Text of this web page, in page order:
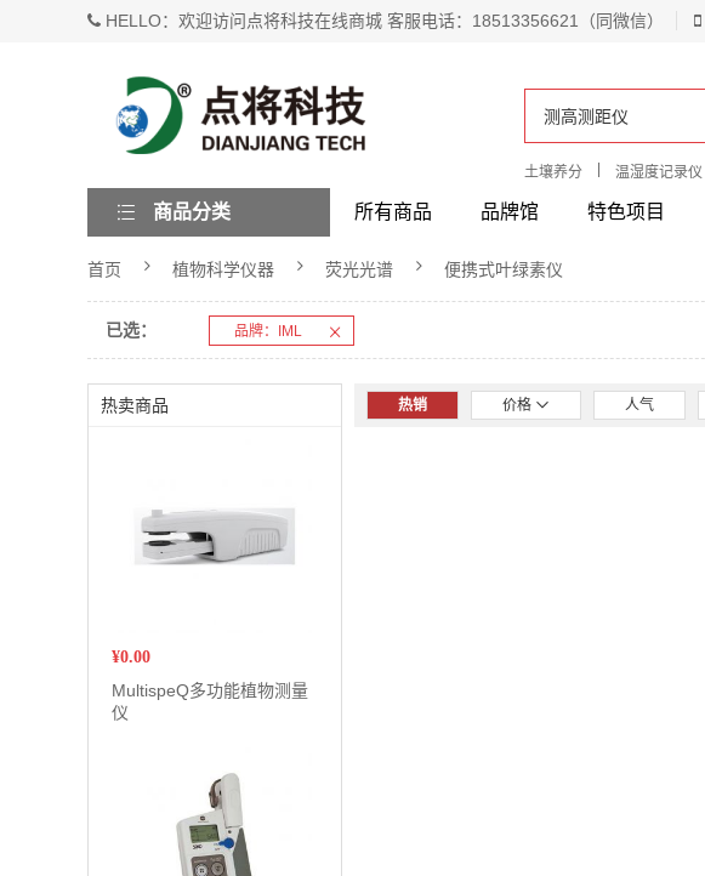
HELLO：欢迎访问点将科技在线商城 客服电话：18513356621（同微信）
土壤养分 温湿度记录仪
所有商品 品牌馆 特色项目
商品分类
首页 植物科学仪器 荧光光谱 便携式叶绿素仪
已选： 品牌：IML
热卖商品
¥0.00
MultispeQ多功能植物测量
仪
热销 价格 人气